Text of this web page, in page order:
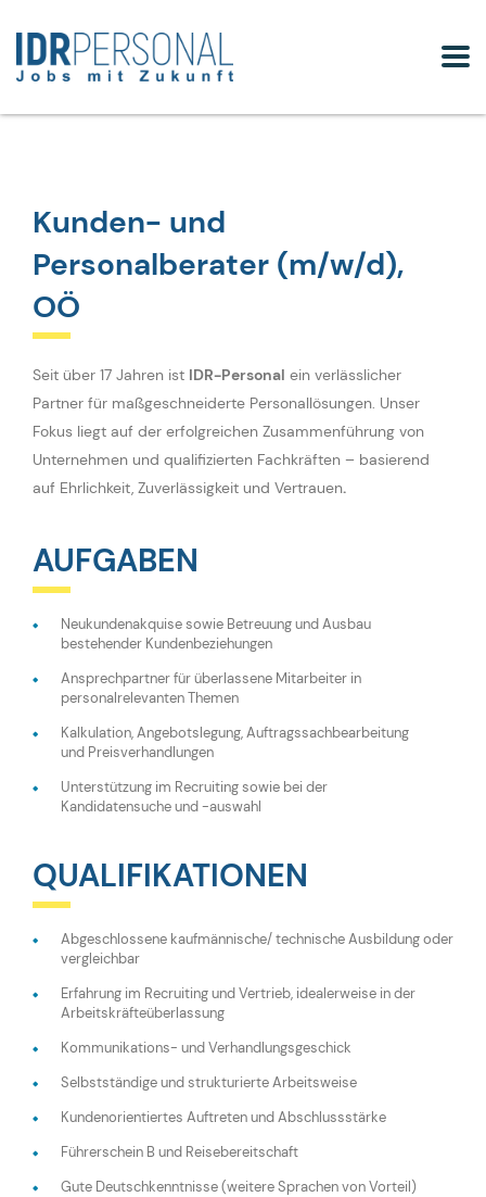
Kunden- und
Personalberater (m/w/d),
OÖ
Seit über 17 Jahren ist IDR-Personal ein verlässlicher
Partner für maßgeschneiderte Personallösungen. Unser
Fokus liegt auf der erfolgreichen Zusammenführung von
Unternehmen und qualifizierten Fachkräften – basierend
auf Ehrlichkeit, Zuverlässigkeit und Vertrauen.
AUFGABEN
Neukundenakquise sowie Betreuung und Ausbau
bestehender Kundenbeziehungen
Ansprechpartner für überlassene Mitarbeiter in
personalrelevanten Themen
Kalkulation, Angebotslegung, Auftragssachbearbeitung
und Preisverhandlungen
Unterstützung im Recruiting sowie bei der
Kandidatensuche und -auswahl
QUALIFIKATIONEN
Abgeschlossene kaufmännische/ technische Ausbildung oder
vergleichbar
Erfahrung im Recruiting und Vertrieb, idealerweise in der
Arbeitskräfteüberlassung
Kommunikations- und Verhandlungsgeschick
Selbstständige und strukturierte Arbeitsweise
Kundenorientiertes Auftreten und Abschlussstärke
Führerschein B und Reisebereitschaft
Gute Deutschkenntnisse (weitere Sprachen von Vorteil)